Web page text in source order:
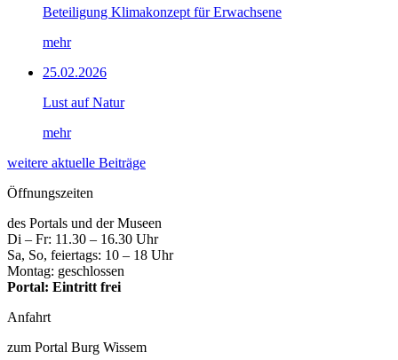
Beteiligung Klimakonzept für Erwachsene
mehr
25.02.2026
Lust auf Natur
mehr
weitere aktuelle Beiträge
Öffnungszeiten
des Portals und der Museen
Di – Fr: 11.30 – 16.30 Uhr
Sa, So, feiertags: 10 – 18 Uhr
Montag: geschlossen
Portal: Eintritt frei
Anfahrt
zum Portal Burg Wissem